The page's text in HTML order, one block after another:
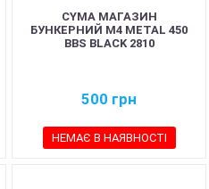
CYMA МАГАЗИН
БУНКЕРНИЙ M4 METAL 450
BBS BLACK 2810
500 грн
НЕМАЄ В НАЯВНОСТІ